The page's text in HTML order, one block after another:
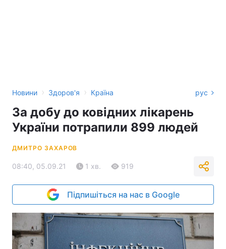
Новини › Здоров'я › Країна рус
За добу до ковідних лікарень
України потрапили 899 людей
ДМИТРО ЗАХАРОВ
08:40, 05.09.21 1 хв. 919
Підпишіться на нас в Google